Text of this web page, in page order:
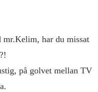
mr.Kelim, har du missat
på golvet mellan TV